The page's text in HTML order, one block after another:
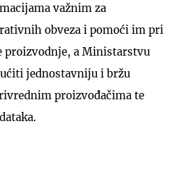
važnim za
obveza i pomoći im pri
proizvodnje, a Ministarstvu
jednostavniju i bržu
proizvođačima te